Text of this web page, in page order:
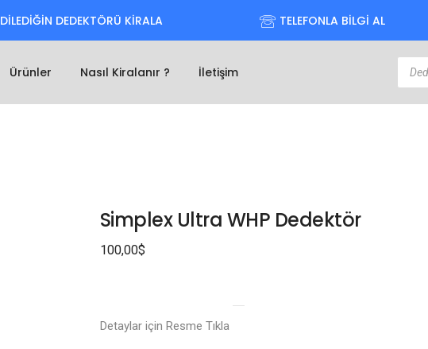
DİLEDİĞİN DEDEKTÖRÜ KİRALA TELEFONLA BİLGİ AL
Ürünler Nasıl Kiralanır ? İletişim
Simplex Ultra WHP Dedektör
100,00$
Detaylar için Resme Tıkla